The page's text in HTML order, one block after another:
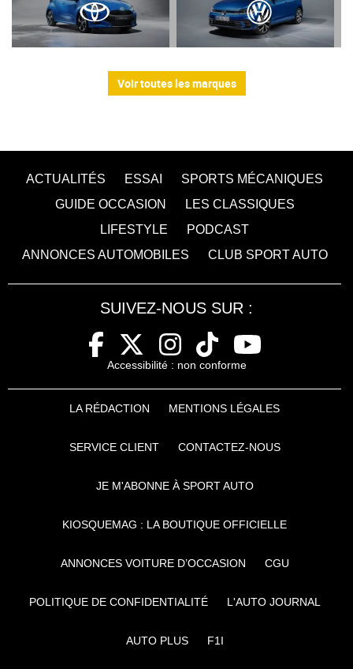
Voir toutes les marques
ACTUALITÉS ESSAI
SPORTS MÉCANIQUES
GUIDE OCCASION
LES CLASSIQUES
LIFESTYLE
PODCAST
ANNONCES AUTOMOBILES
CLUB SPORT AUTO
SUIVEZ-NOUS SUR :
Accessibilité : non conforme
LA RÉDACTION MENTIONS LÉGALES
SERVICE CLIENT CONTACTEZ-NOUS
JE M'ABONNE À SPORT AUTO
KIOSQUEMAG : LA BOUTIQUE OFFICIELLE
ANNONCES VOITURE D’OCCASION CGU
POLITIQUE DE CONFIDENTIALITÉ L'AUTO JOURNAL
AUTO PLUS F1I